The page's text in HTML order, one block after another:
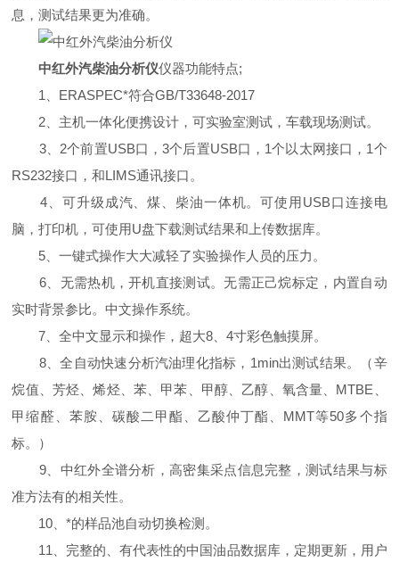
息，测试结果更为准确。
中红外汽柴油分析仪仪器功能特点;
1、ERASPEC*符合GB/T33648-2017
2、主机一体化便携设计，可实验室测试，车载现场测试。
3、2个前置USB口，3个后置USB口，1个以太网接口，1个
RS232接口，和LIMS通讯接口。
4、可升级成汽、煤、柴油一体机。可使用USB口连接电
脑，打印机，可使用U盘下载测试结果和上传数据库。
5、一键式操作大大减轻了实验操作人员的压力。
6、无需热机，开机直接测试。无需正己烷标定，内置自动
实时背景参比。中文操作系统。
7、全中文显示和操作，超大8、4寸彩色触摸屏。
8、全自动快速分析汽油理化指标，1min出测试结果。（辛
烷值、芳烃、烯烃、苯、甲苯、甲醇、乙醇、氧含量、MTBE、
甲缩醛、苯胺、碳酸二甲酯、乙酸仲丁酯、MMT等50多个指
标。）
9、中红外全谱分析，高密集采点信息完整，测试结果与标
准方法有的相关性。
10、*的样品池自动切换检测。
11、完整的、有代表性的中国油品数据库，定期更新，用户